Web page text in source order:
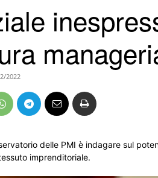
2022
delle PMI è indagare sul
imprenditoriale.